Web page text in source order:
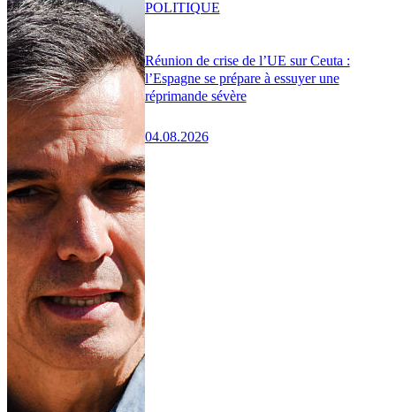
Réunion de crise de l’UE sur Ceuta :
l’Espagne se prépare à essuyer une
réprimande sévère
04.08.2026
POLITIQUE